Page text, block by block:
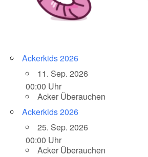
Ackerkids 2026
11. Sep. 2026
00:00 Uhr
Acker Überauchen
Ackerkids 2026
25. Sep. 2026
00:00 Uhr
Acker Überauchen